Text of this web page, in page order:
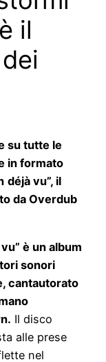
il
su tutte le
in formato
déjà vu”, il
da Overdub
è un album
sonori
cantautorato
Il disco
alle prese
nel